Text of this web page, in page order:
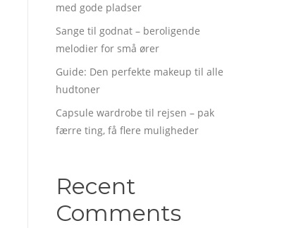
med gode pladser
Sange til godnat – beroligende
melodier for små ører
Guide: Den perfekte makeup til alle
hudtoner
Capsule wardrobe til rejsen – pak
færre ting, få flere muligheder
Recent
Comments